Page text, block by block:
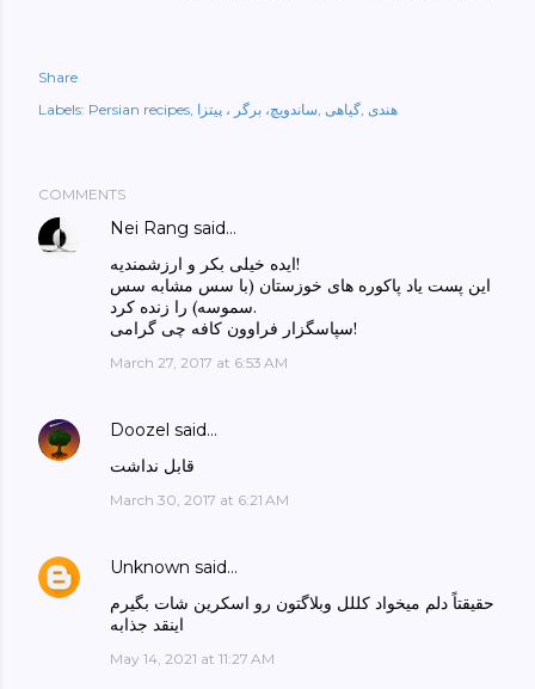
Share
Labels: Persian recipes ساندویچ، برگر ، پیتزا گیاهی هندی
COMMENTS
Nei Rang said…
ایده خیلی بکر و ارزشمندیه!
این پست یاد پاکوره های خوزستان (با سس مشابه سس
سموسه) را زنده کرد.
سپاسگزار فراوون کافه چی گرامی!
March 27, 2017 at 6:53 AM
Doozel said…
قابل نداشت
March 30, 2017 at 6:21 AM
Unknown said…
حقیقتاً دلم میخواد کللل وبلاگتون رو اسکرین شات بگیرم
اینقد جذابه
May 14, 2021 at 11:27 AM